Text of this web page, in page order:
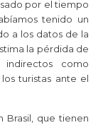
por el tiempo
tenido un
a los datos de la
la pérdida de
como
turistas ante el
Brasil, que tienen